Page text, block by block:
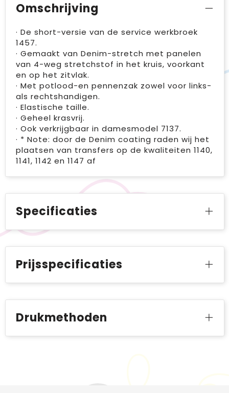
Omschrijving
· De short-versie van de service werkbroek
1457.
· Gemaakt van Denim-stretch met panelen
van 4-weg stretchstof in het kruis, voorkant
en op het zitvlak.
· Met potlood-en pennenzak zowel voor links-
als rechtshandigen.
· Elastische taille.
· Geheel krasvrij.
· Ook verkrijgbaar in damesmodel 7137.
· * Note: door de Denim coating raden wij het
plaatsen van transfers op de kwaliteiten 1140,
1141, 1142 en 1147 af
Specificaties
Prijsspecificaties
Drukmethoden